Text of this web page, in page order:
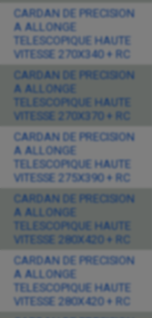
CARDAN DE PRECISION
A ALLONGE
TELESCOPIQUE HAUTE
VITESSE 270X340 + RC
CARDAN DE PRECISION
A ALLONGE
TELESCOPIQUE HAUTE
VITESSE 270X370 + RC
CARDAN DE PRECISION
A ALLONGE
TELESCOPIQUE HAUTE
VITESSE 275X390 + RC
CARDAN DE PRECISION
A ALLONGE
TELESCOPIQUE HAUTE
VITESSE 280X420 + RC
CARDAN DE PRECISION
A ALLONGE
TELESCOPIQUE HAUTE
VITESSE 280X420 + RC